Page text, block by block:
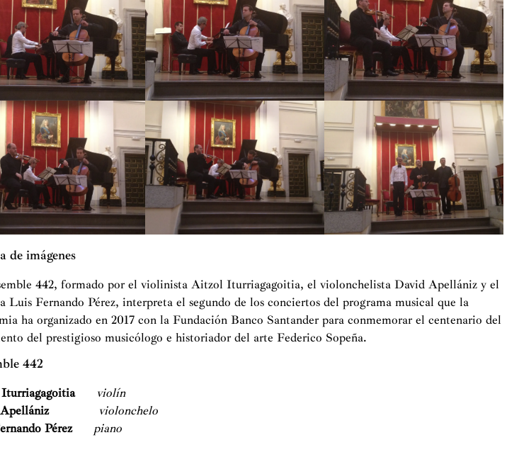
de imágenes
442, formado por el violinista Aitzol Iturriagagoitia, el violonchelista David Apellániz y el
Luis Fernando Pérez, interpreta el segundo de los conciertos del programa musical que la
ha organizado en 2017 con la Fundación Banco Santander para conmemorar el centenario del
del prestigioso musicólogo e historiador del arte Federico Sopeña.
442
violín
violonchelo
Pérez
piano